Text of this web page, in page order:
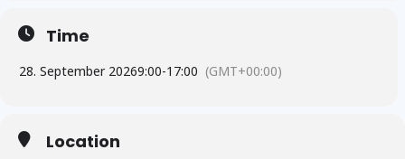
Time
28. September 20269:00-17:00 (GMT+00:00)
Location